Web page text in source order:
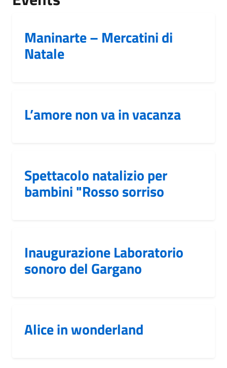
Maninarte – Mercatini di
Natale
L’amore non va in vacanza
Spettacolo natalizio per
bambini "Rosso sorriso
Inaugurazione Laboratorio
sonoro del Gargano
Alice in wonderland